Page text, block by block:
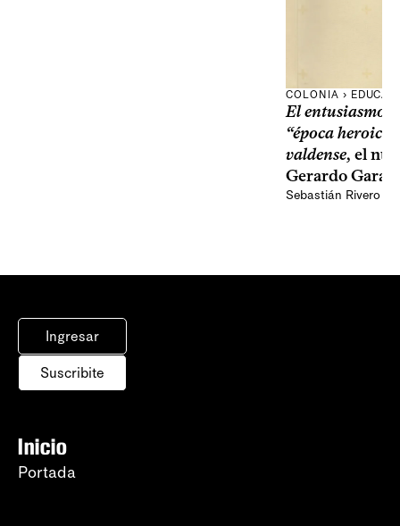
COLONIA ›
El entusiasmo
“época
valdense, el
Gerardo
Sebastián Rivero
Ingresar
Suscribite
Inicio
Portada